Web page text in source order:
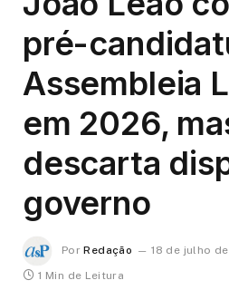
pré-
Assembleia
em 2026,
descarta
governo
Por Redação
18 de julho
1 Min de Leitura